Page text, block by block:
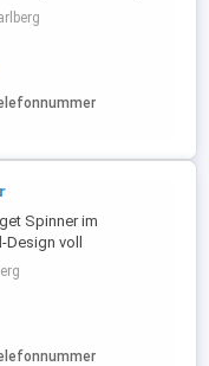
eur 35,53 feuerwehr
f-1, blau "brumm" eur
eur 25,52 540-K,
eur 11,11 fuer weitere
Dies ist ein ...
Spinner im
voll
ohne Kugellager!
PETG, langlebig
Dreht durch reine
Komplett 3D-gedruckt
Metall, keine